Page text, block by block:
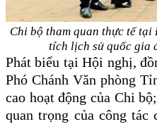
Chi bộ tham quan thực tế
tích lịch sửquốc gia
Phát biểu tại Hội nghị,
Phó Chánh Văn phòng
cao hoạt động của Chi
quan trọng của công